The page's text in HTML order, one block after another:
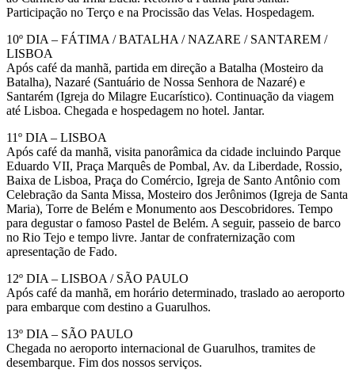
Participação no Terço e na Procissão das Velas. Hospedagem.
10º DIA – FÁTIMA / BATALHA / NAZARE / SANTAREM /
LISBOA
Após café da manhã, partida em direção a Batalha (Mosteiro da
Batalha), Nazaré (Santuário de Nossa Senhora de Nazaré) e
Santarém (Igreja do Milagre Eucarístico). Continuação da viagem
até Lisboa. Chegada e hospedagem no hotel. Jantar.
11º DIA – LISBOA
Após café da manhã, visita panorâmica da cidade incluindo Parque
Eduardo VII, Praça Marquês de Pombal, Av. da Liberdade, Rossio,
Baixa de Lisboa, Praça do Comércio, Igreja de Santo Antônio com
Celebração da Santa Missa, Mosteiro dos Jerônimos (Igreja de Santa
Maria), Torre de Belém e Monumento aos Descobridores. Tempo
para degustar o famoso Pastel de Belém. A seguir, passeio de barco
no Rio Tejo e tempo livre. Jantar de confraternização com
apresentação de Fado.
12º DIA – LISBOA / SÃO PAULO
Após café da manhã, em horário determinado, traslado ao aeroporto
para embarque com destino a Guarulhos.
13º DIA – SÃO PAULO
Chegada no aeroporto internacional de Guarulhos, tramites de
desembarque. Fim dos nossos serviços.